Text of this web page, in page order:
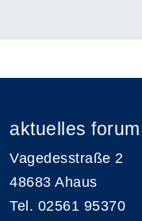
aktuelles
Vagedesstraße 2
48683 Ahaus
Tel. 02561 95370